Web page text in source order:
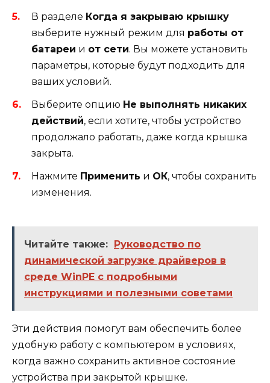
В разделе Когда я закрываю крышку
выберите нужный режим для работы от
батареи и от сети. Вы можете установить
параметры, которые будут подходить для
ваших условий.
Выберите опцию Не выполнять никаких
действий, если хотите, чтобы устройство
продолжало работать, даже когда крышка
закрыта.
Нажмите Применить и ОК, чтобы сохранить
изменения.
Читайте также:
Руководство по
динамической загрузке драйверов в
среде WinPE с подробными
инструкциями и полезными советами
Эти действия помогут вам обеспечить более
удобную работу с компьютером в условиях,
когда важно сохранить активное состояние
устройства при закрытой крышке.